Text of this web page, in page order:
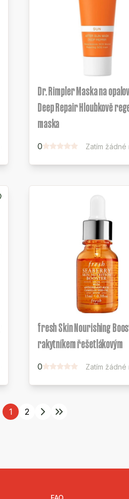
Dr. Rimpler Maska na
Deep Repair Hloubkově
maska
0 Zatím
fresh Skin Nourishing
rakytníkem řešetlákovým
0 Zatím
1 2